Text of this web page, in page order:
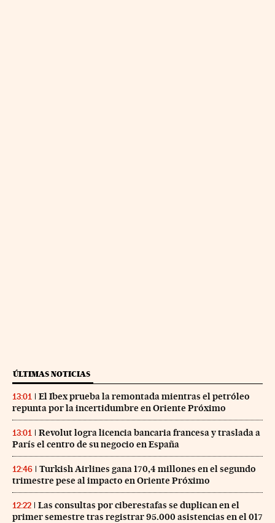
ÚLTIMAS NOTICIAS
13:01
El Ibex prueba la remontada mientras el petróleo
repunta por la incertidumbre en Oriente Próximo
13:01
Revolut logra licencia bancaria francesa y traslada a
París el centro de su negocio en España
12:46
Turkish Airlines gana 170,4 millones en el segundo
trimestre pese al impacto en Oriente Próximo
12:22
Las consultas por ciberestafas se duplican en el
primer semestre tras registrar 95.000 asistencias en el 017